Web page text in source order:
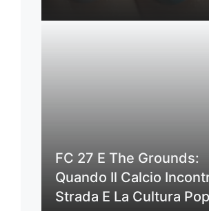
FC 27 E The Grounds:
Quando Il Calcio
Strada E La Cultura Pop